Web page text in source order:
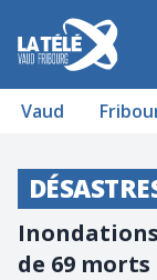
La Télé -
Vaud
de 69